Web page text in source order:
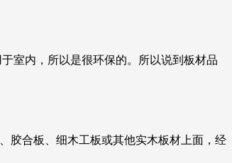
室内，所以是很环保的。所以说到板材品
胶合板、细木工板或其他实木板材上面，经